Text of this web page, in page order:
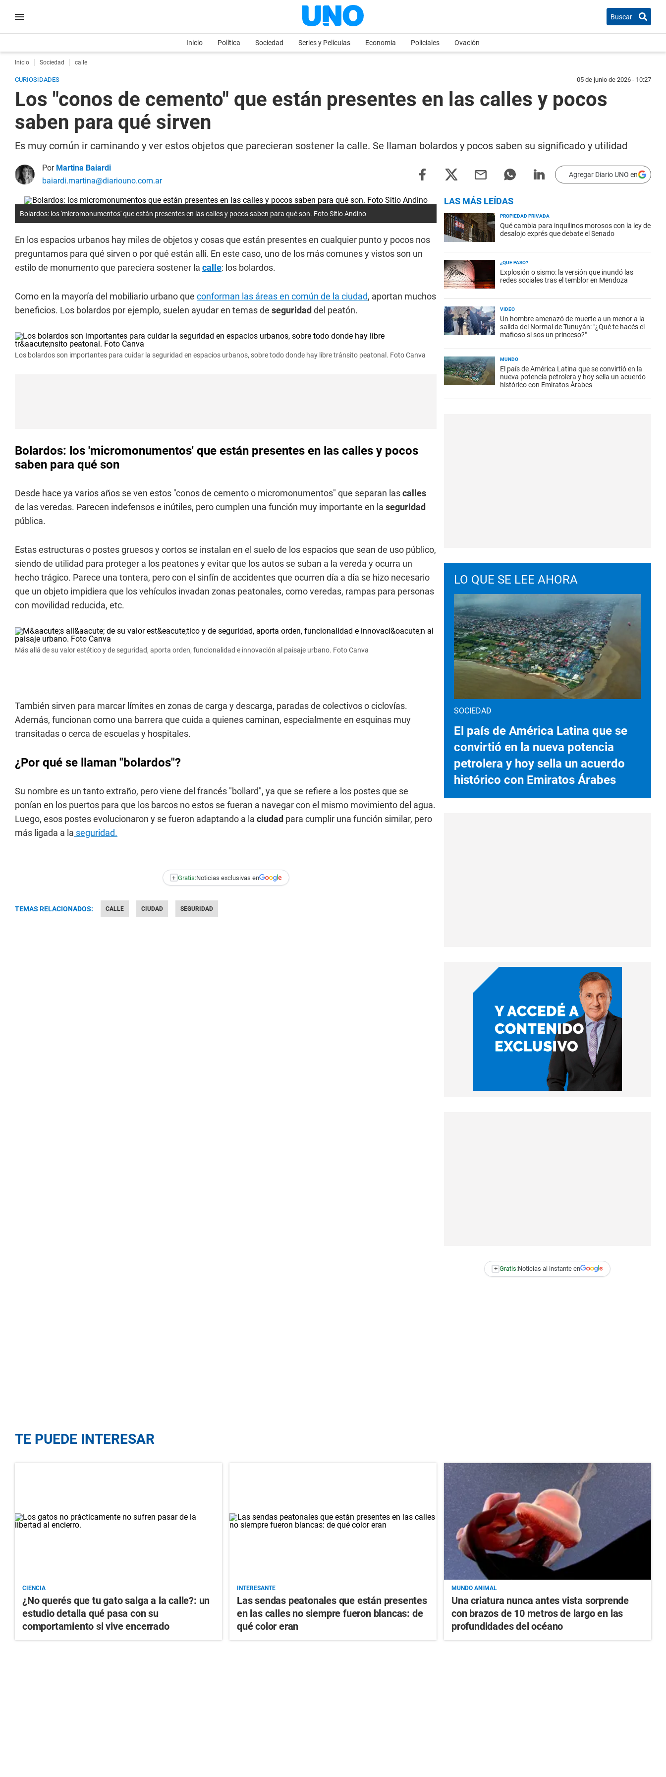
Buscar
Inicio Política Sociedad Series y Películas Economia Policiales Ovación
Inicio Sociedad calle
CURIOSIDADES 05 de junio de 2026 - 10:27
Los "conos de cemento" que están presentes en las calles y pocos
saben para qué sirven
Es muy común ir caminando y ver estos objetos que parecieran sostener la calle. Se llaman bolardos y pocos saben su significado y utilidad
Por Martina Baiardi
baiardi.martina@diariouno.com.ar
Agregar Diario UNO en
Bolardos: los 'micromonumentos' que están presentes en las calles y pocos saben para qué son. Foto Sitio Andino
En los espacios urbanos hay miles de objetos y cosas que están presentes en cualquier punto y pocos nos
preguntamos para qué sirven o por qué están allí. En este caso, uno de los más comunes y vistos son un
estilo de monumento que pareciera sostener la calle: los bolardos.
Como en la mayoría del mobiliario urbano que conforman las áreas en común de la ciudad, aportan muchos
beneficios. Los bolardos por ejemplo, suelen ayudar en temas de seguridad del peatón.
Los bolardos son importantes para cuidar la seguridad en espacios urbanos, sobre todo donde hay libre tránsito peatonal. Foto Canva
Bolardos: los 'micromonumentos' que están presentes en las calles y pocos
saben para qué son
Desde hace ya varios años se ven estos "conos de cemento o micromonumentos" que separan lascalles
de las veredas. Parecen indefensos e inútiles, pero cumplen una función muy importante en la seguridad
pública.
Estas estructuras o postes gruesos y cortos se instalan en el suelo de los espacios que sean de uso público,
siendo de utilidad para proteger a los peatones y evitar que los autos se suban a la vereda y ocurra un
hecho trágico. Parece una tontera, pero con el sinfín de accidentes que ocurren día a día se hizo necesario
que un objeto impidiera que los vehículos invadan zonas peatonales, como veredas, rampas para personas
con movilidad reducida, etc.
Más allá de su valor estético y de seguridad, aporta orden, funcionalidad e innovación al paisaje urbano. Foto Canva
También sirven para marcar límites en zonas de carga y descarga, paradas de colectivos o ciclovías.
Además, funcionan como una barrera que cuida a quienes caminan, especialmente en esquinas muy
transitadas o cerca de escuelas y hospitales.
¿Por qué se llaman "bolardos"?
Su nombre es un tanto extraño, pero viene del francés "bollard", ya que se refiere a los postes que se
ponían en los puertos para que los barcos no estos se fueran a navegar con el mismo movimiento del agua.
Luego, esos postes evolucionaron y se fueron adaptando a la ciudad para cumplir una función similar, pero
más ligada a la seguridad.
+ Gratis:Noticias exclusivas en
TEMAS RELACIONADOS: CALLE CIUDAD SEGURIDAD
LAS MÁS LEÍDAS
PROPIEDAD PRIVADA
Qué cambia para inquilinos morosos con la ley de
desalojo exprés que debate el Senado
¿QUÉ PASÓ?
Explosión o sismo: la versión que inundó las
redes sociales tras el temblor en Mendoza
VIDEO
Un hombre amenazó de muerte a un menor a la
salida del Normal de Tunuyán: "¿Qué te hacés el
mafioso si sos un princeso?"
MUNDO
El país de América Latina que se convirtió en la
nueva potencia petrolera y hoy sella un acuerdo
histórico con Emiratos Árabes
LO QUE SE LEE AHORA
SOCIEDAD
El país de América Latina que se
convirtió en la nueva potencia
petrolera y hoy sella un acuerdo
histórico con Emiratos Árabes
+ Gratis:Noticias al instante en
TE PUEDE INTERESAR
CIENCIA
¿No querés que tu gato salga a la calle?: un
estudio detalla qué pasa con su
comportamiento si vive encerrado
INTERESANTE
Las sendas peatonales que están presentes
en las calles no siempre fueron blancas: de
qué color eran
MUNDO ANIMAL
Una criatura nunca antes vista sorprende
con brazos de 10 metros de largo en las
profundidades del océano